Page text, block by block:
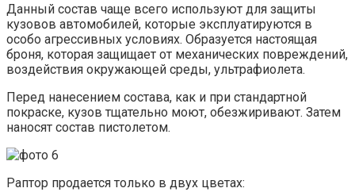
Данный состав чаще всего используют для защиты
кузовов автомобилей, которые эксплуатируются в
особо агрессивных условиях. Образуется настоящая
броня, которая защищает от механических повреждений,
воздействия окружающей среды, ультрафиолета.
Перед нанесением состава, как и при стандартной
покраске, кузов тщательно моют, обезжиривают. Затем
наносят состав пистолетом.
Раптор продается только в двух цветах: